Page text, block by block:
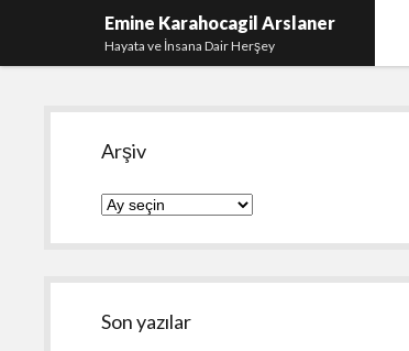
Emine Karahocagil Arslaner
Hayata ve İnsana Dair Herşey
Yan
Menü
Arşiv
Arşiv
Son yazılar